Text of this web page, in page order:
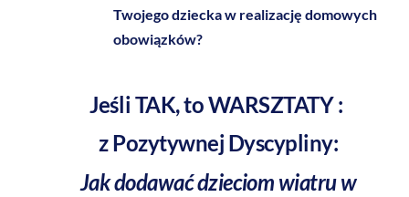
Twojego dziecka w realizację domowych
obowiązków?
Jeśli TAK, to WARSZTATY :
z Pozytywnej Dyscypliny:
Jak dodawać dzieciom wiatru w